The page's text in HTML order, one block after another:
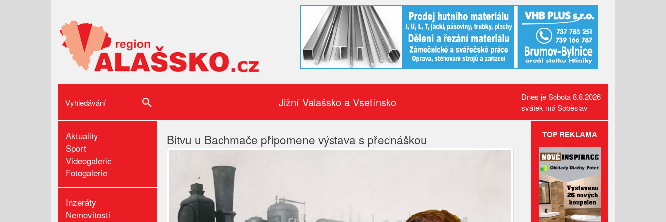
Požár pole v Lidečku vznikl při
sklizňových pracích. Oheň
zastavili hasiči
Kamerový systém nově dohlíží
na skatepark v Luhačovicích
Přehled kulturních akcí v okolí
Jižní Valašsko a Vsetínsko
Dnes je Sobota 8.8.2026
svátek má Soběslav
Aktuality
Sport
Videogalerie
Fotogalerie
Inzeráty
Nemovitosti
Bitvu u Bachmače připomene výstava s přednáškou TOP REKLAMA